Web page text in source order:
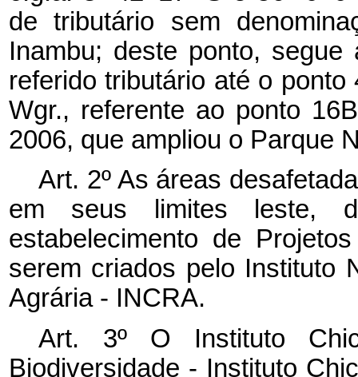
de tributário sem
Inambu; deste ponto,
referido tributário até o ponto
Wgr., referente ao ponto
2006, que ampliou o Parque
Art. 2º As áreas
em seus limites leste,
estabelecimento de
serem criados pelo Instituto
Agrária - INCRA.
Art. 3º O Instituto
Biodiversidade - Instituto